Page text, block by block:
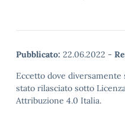
Pubblicato: 22.06.2022 -
Eccetto dove
stato rilasciato sotto
Attribuzione 4.0 Italia.